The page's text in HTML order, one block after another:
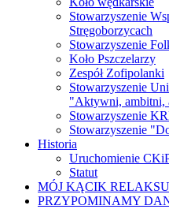
Stowarzyszenie
Stręgoborzycach
Stowarzyszenie
Koło Pszczelarzy
Zespół Zofipolanki
Stowarzyszenie
"Aktywni, ambitni,
Stowarzyszenie
Stowarzyszenie
Historia
Uruchomienie
Statut
MÓJ KĄCIK RELAKSU
PRZYPOMINAMY